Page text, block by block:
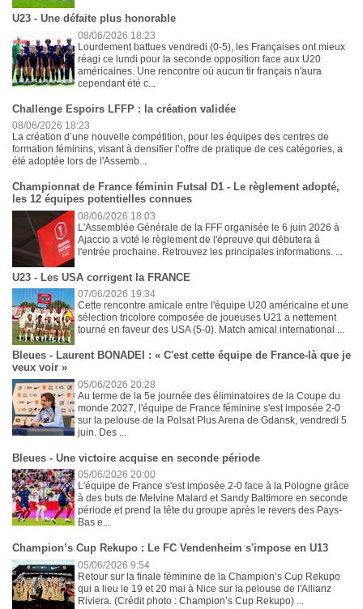
U23 - Une défaite plus honorable
08/06/2026 18:23
Lourdement battues vendredi (0-5), les Françaises ont mieux
réagi ce lundi pour la seconde opposition face aux U20
américaines. Une rencontre où aucun tir français n'aura
cependant été c...
Challenge Espoirs LFFP : la création validée
08/06/2026 18:23
La création d’une nouvelle compétition, pour les équipes des centres de
formation féminins, visant à densifier l’offre de pratique de ces catégories, a
été adoptée lors de l'Assemb...
Championnat de France féminin Futsal D1 - Le règlement adopté,
les 12 équipes potentielles connues
08/06/2026 18:03
L'Assemblée Générale de la FFF organisée le 6 juin 2026 à
Ajaccio a voté le règlement de l'épreuve qui débutera à
l'entrée prochaine. Retrouvez les principales informations. ...
U23 - Les USA corrigent la FRANCE
07/06/2026 19:34
Cette rencontre amicale entre l'équipe U20 américaine et une
sélection tricolore composée de joueuses U21 a nettement
tourné en faveur des USA (5-0). Match amical international ...
Bleues - Laurent BONADEI : « C'est cette équipe de France-là que je
veux voir »
05/06/2026 20:28
Au terme de la 5e journée des éliminatoires de la Coupe du
monde 2027, l'équipe de France féminine s'est imposée 2-0
sur la pelouse de la Polsat Plus Arena de Gdansk, vendredi 5
juin. Des ...
Bleues - Une victoire acquise en seconde période
05/06/2026 20:00
L'équipe de France s'est imposée 2-0 face à la Pologne grâce
à des buts de Melvine Malard et Sandy Baltimore en seconde
période et prend la tête du groupe après le revers des Pays-
Bas e...
Champion’s Cup Rekupo : Le FC Vendenheim s'impose en U13
05/06/2026 9:54
Retour sur la finale féminine de la Champion’s Cup Rekupo
qui a lieu le 19 et 20 mai à Nice sur la pelouse de l'Allianz
Riviera. (Crédit photo : Champion’s Cup Rekupo) ...